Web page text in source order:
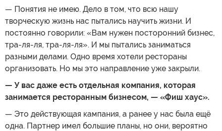
— Понятия не имею. Дело в том, что всю нашу
творческую жизнь нас пытались научить жизни. И
постоянно говорили: «Вам нужен посторонний бизнес,
тра-ля-ля, тра-ля-ля». И мы пытались заниматься
разными делами. Одно время хотели рестораны
организовать. Но мы это направление уже закрыли.
— У вас даже есть отдельная компания, которая
занимается ресторанным бизнесом, — «Фиш хаус».
— Это действующая кампания, а ранее у нас была ещё
одна. Партнер имел большие планы, но они, вероятно